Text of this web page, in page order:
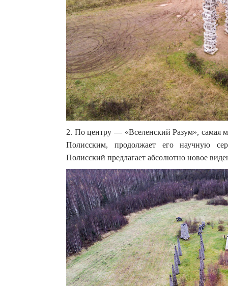
2. По центру — «Вселенский Разум», самая
Полисским, продолжает его научную
Полисский предлагает абсолютно новое